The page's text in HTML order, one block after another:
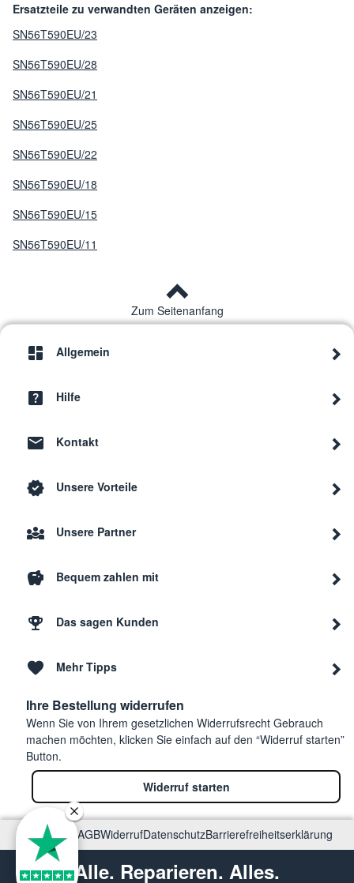
Ersatzteile zu verwandten Geräten anzeigen:
SN56T590EU/23
SN56T590EU/28
SN56T590EU/21
SN56T590EU/25
SN56T590EU/22
SN56T590EU/18
SN56T590EU/15
SN56T590EU/11
Zum Seitenanfang
Allgemein
Hilfe
Kontakt
Unsere Vorteile
Unsere Partner
Bequem zahlen mit
Das sagen Kunden
Mehr Tipps
Ihre Bestellung widerrufen
Wenn Sie von Ihrem gesetzlichen Widerrufsrecht Gebrauch
machen möchten, klicken Sie einfach auf den “Widerruf starten”
Button.
Widerruf starten
ImpressumAGBWiderrufDatenschutzBarrierefreiheitserklärung
Alle. Reparieren. Alles.